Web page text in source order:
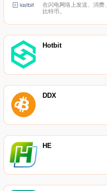
在闪电网络上发送、消费
比特币。
Hotbit
DDX
HE